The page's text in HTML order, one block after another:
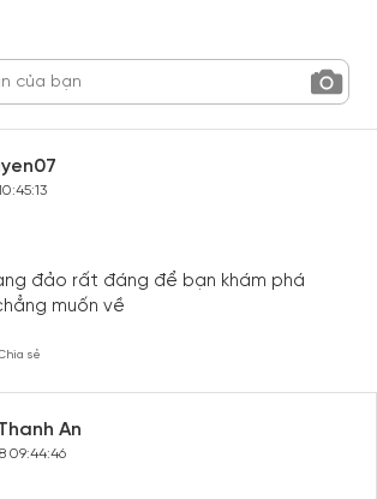
đảo rất đáng để bạn khám phá
muốn về
sẻ
An
09:44:46